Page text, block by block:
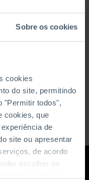
Sobre os cookies
cookies
do site, permitindo
"Permitir todos",
cookies, que
de
site ou apresentar
de acordo
escolher os